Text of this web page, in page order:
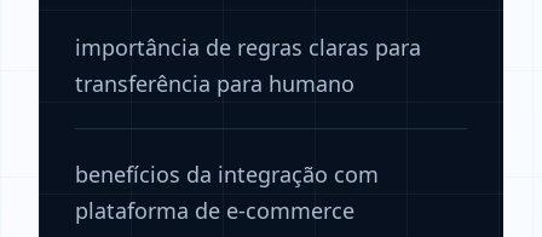
importância de regras claras para
transferência para humano
benefícios da integração com
plataforma de e-commerce